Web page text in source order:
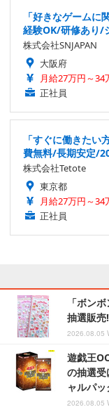
「好きなゲーム
経験OK/研修あり/
株式会社SNJAPAN
大阪府
月給27万円～34
正社員
「すぐに働きた
費無料/長期安定/
株式会社Tetote
東京都
月給27万円～34
正社員
「ボン
抽選販
2026.08.05
遊戯王
の抽選
ャルパッ
2026.08.05